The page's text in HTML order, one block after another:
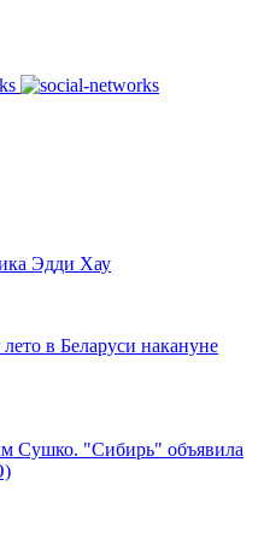
Эдди Хау
в Беларуси накануне
Сушко. "Сибирь" объявила